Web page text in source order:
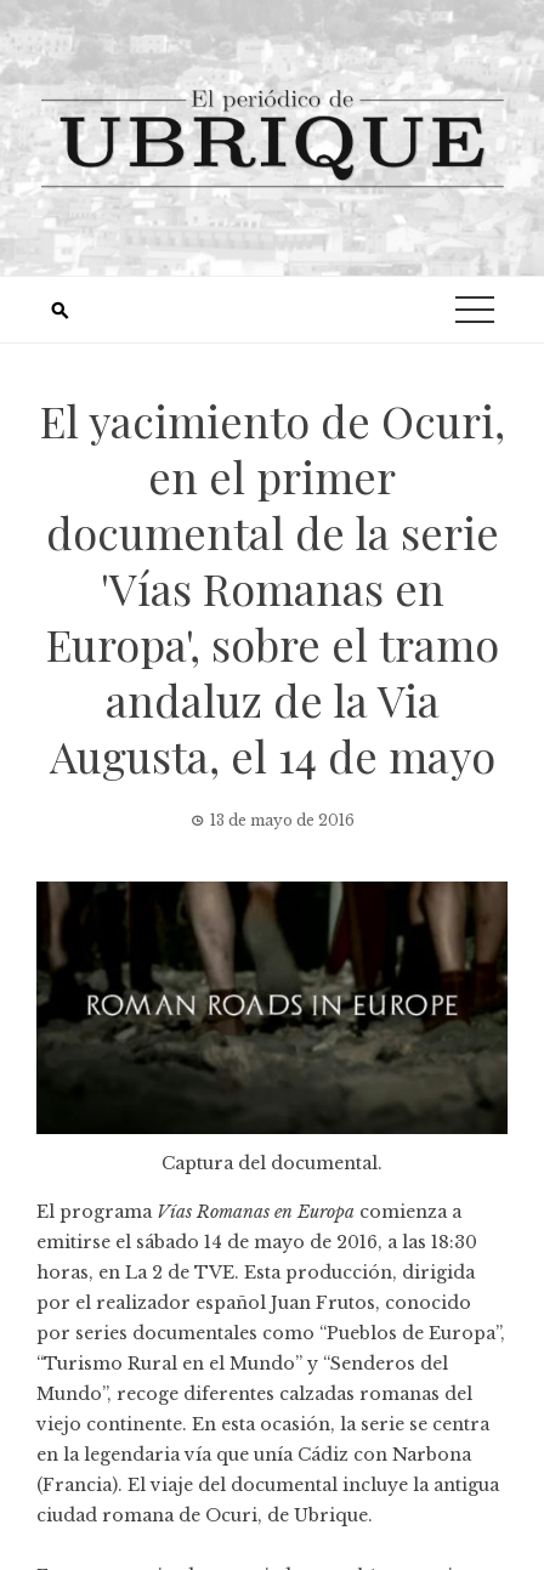
El yacimiento de Ocuri,
en el primer
documental de la serie
'Vías Romanas en
Europa', sobre el tramo
andaluz de la Via
Augusta, el 14 de mayo
13 de mayo de 2016
Captura del documental.
El programa Vías Romanas en Europa comienza a
emitirse el sábado 14 de mayo de 2016, a las 18:30
horas, en La 2 de TVE. Esta producción, dirigida
por el realizador español Juan Frutos, conocido
por series documentales como “Pueblos de Europa”,
“Turismo Rural en el Mundo” y “Senderos del
Mundo”, recoge diferentes calzadas romanas del
viejo continente. En esta ocasión, la serie se centra
en la legendaria vía que unía Cádiz con Narbona
(Francia). El viaje del documental incluye la antigua
ciudad romana de Ocuri, de Ubrique.